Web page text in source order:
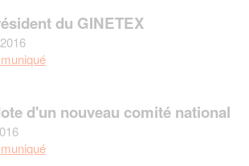
du GINETEX
d'un nouveau comité national